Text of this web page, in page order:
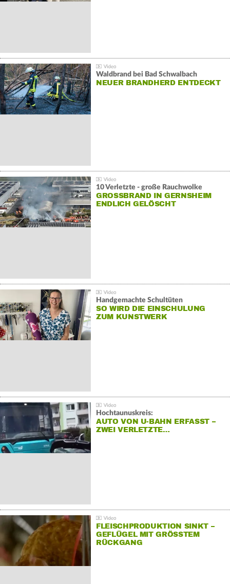
Waldbrand bei Bad Schwalbach
NEUER BRANDHERD ENTDECKT
10 Verletzte - große Rauchwolke
GROSSBRAND IN GERNSHEIM E
NDLICH GELÖSCHT
Handgemachte Schultüten
SO WIRD DIE EINSCHULUNG
ZUM KUNSTWERK
Hochtaunuskreis:
AUTO VON U-BAHN ERFASST –
ZWEI VERLETZTE…
FLEISCHPRODUKTION SINKT –
GEFLÜGEL MIT GRÖSSTEM R
ÜCKGANG